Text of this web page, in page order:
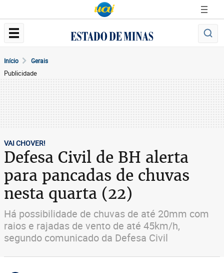
Início Gerais
Publicidade
VAI CHOVER!
Defesa Civil de BH alerta
para pancadas de chuvas
nesta quarta (22)
Há possibilidade de chuvas de até 20mm com
raios e rajadas de vento de até 45km/h,
segundo comunicado da Defesa Civil